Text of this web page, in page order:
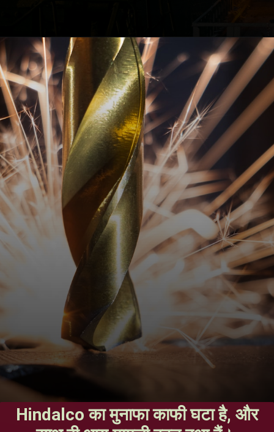
Hindalco का मुनाफा काफी घटा है, और